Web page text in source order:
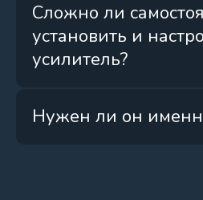
Сложно ли
установить и
усилитель?
Нужен ли он